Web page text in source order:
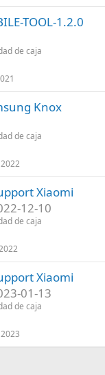
TOOL-1.2.0
de caja
Knox
de caja
Xiaomi
12-10
de caja
Xiaomi
01-13
de caja